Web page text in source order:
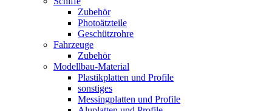
Zubehör
Photoätzteile
Geschützrohre
Fahrzeuge
Zubehör
Modellbau-Material
Plastikplatten und Profile
sonstiges
Messingplatten und Profile